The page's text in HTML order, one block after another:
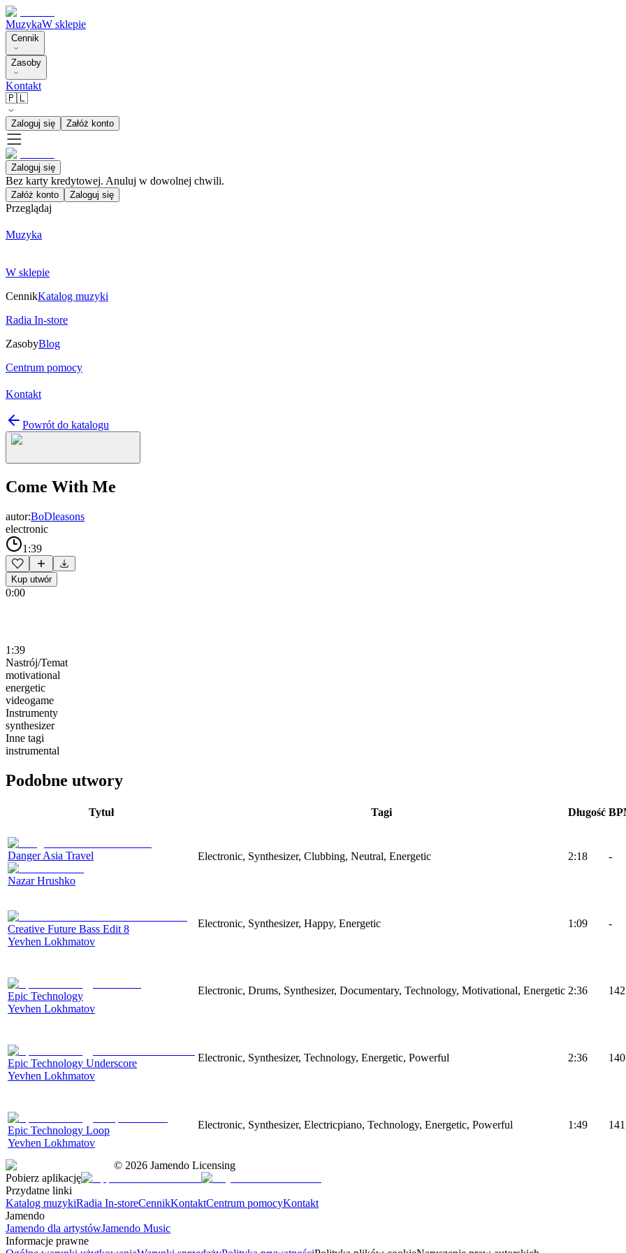
MuzykaW sklepie
Cennik
Zasoby
Kontakt
🇵🇱
Zaloguj się Załóż konto
Zaloguj się
Bez karty kredytowej. Anuluj w dowolnej chwili.
Załóż konto Zaloguj się
Przeglądaj
Muzyka
W sklepie
CennikKatalog muzyki
Radia In-store
ZasobyBlog
Centrum pomocy
Kontakt
Powrót do katalogu
Come With Me
autor:BoDleasons
electronic
1:39
Kup utwór
0:00
1:39
Nastrój/Temat
motivational
energetic
videogame
Instrumenty
synthesizer
Inne tagi
instrumental
Podobne utwory
Tytuł Tagi Długość
Danger Asia Travel
Nazar Hrushko
Electronic, Synthesizer, Clubbing, Neutral, Energetic 2:18 -
Creative Future Bass Edit 8
Yevhen Lokhmatov
Electronic, Synthesizer, Happy, Energetic 1:09 -
Epic Technology
Yevhen Lokhmatov
Electronic, Drums, Synthesizer, Documentary, Technology, Motivational, Energetic 2:36 142
Epic Technology Underscore
Yevhen Lokhmatov
Electronic, Synthesizer, Technology, Energetic, Powerful 2:36 140
Epic Technology Loop
Yevhen Lokhmatov
Electronic, Synthesizer, Electricpiano, Technology, Energetic, Powerful 1:49 141
© 2026 Jamendo Licensing
Pobierz aplikację
Przydatne linki
Katalog muzykiRadia In-storeCennikKontaktCentrum pomocyKontakt
Jamendo
Jamendo dla artystówJamendo Music
Informacje prawne